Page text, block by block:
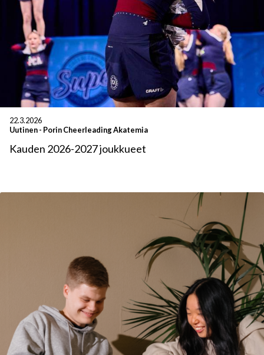
22.3.2026
Uutinen- Porin Cheerleading Akatemia
Kauden 2026-2027 joukkueet